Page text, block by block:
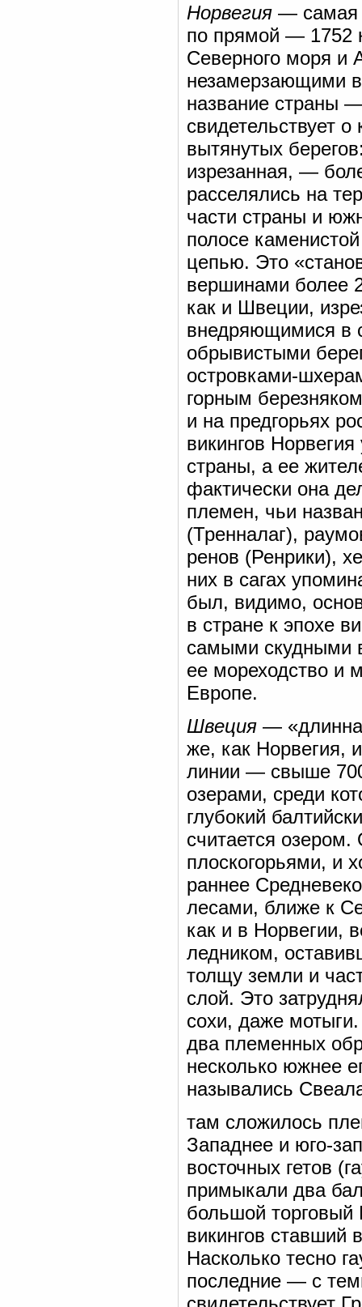
Норвегия — самая
по прямой — 1752
Северного моря и
незамерзающими
название страны
свидетельствует
вытянутых
изрезанная, —
расселялись на
части страны и
полосе
цепью. Это
вершинами более
как и Швеции,
внедряющимися в
обрывистыми
островками-
горным
и на предгорьях
викингов
страны, а ее
фактически она
племен, чьи
(Тренналаг),
ренов (Ренрики),
них в сагах
был, видимо,
в стране к эпохе
самыми скудными
ее мореходство и
Европе.
Швеция —
же, как Норвегия,
линии — свыше
озерами, среди
глубокий
считается
плоскогорьями, и
раннее
лесами, ближе к
как и в Норвегии,
ледником,
толщу земли и
слой. Это
сохи, даже
два племенных
несколько южнее
назывались
там сложилось
Западнее и юго-
восточных гетов
примыкали два
большой торговый
викингов ставший
Насколько тесно
последние — с